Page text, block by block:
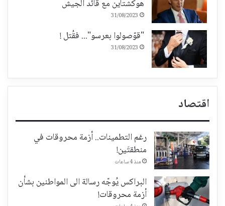
هوكشتاين مع قائد الجيش
31/08/2023
"قوّصولوا بعرسو"... فقُتل !
31/08/2023
اقتصاد
رغم التطمينات.. أزمة محروقات في
منطقتَين!
منذ 4 ساعات
البراكس يُوجّه رسالة الى المواطنين بشأن
أزمة محروقات!